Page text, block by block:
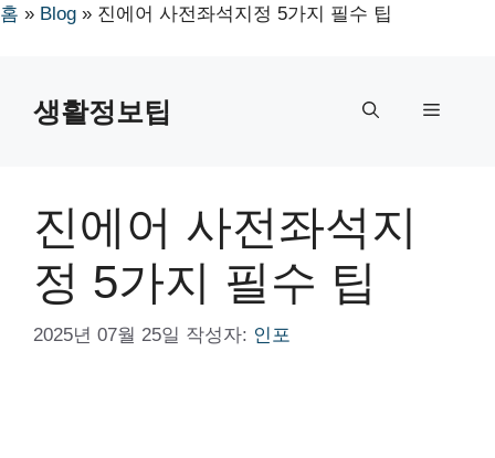
홈 » Blog » 진에어 사전좌석지정 5가지 필수 팁
생활정보팁 메
진에어 사전좌석지
정 5가지 필수 팁
2025년 07월 25일 작성자: 인포